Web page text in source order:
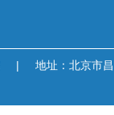
| 地址：北京市